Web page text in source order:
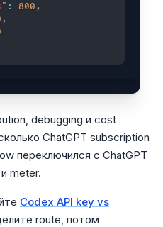
: 800,
,
debugging и cost
ChatGPT subscription
переключился с ChatGPT
meter.
Codex API key vs
route, потом